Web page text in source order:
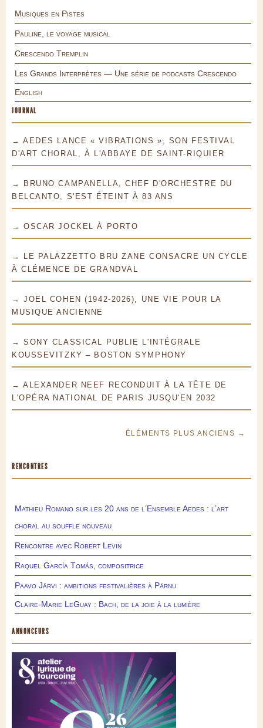
Musiques en Pistes
Pauline, le voyage musical
Crescendo Tremplin
Les Grands Interprètes — Une série de podcasts Crescendo
English
JOURNAL
→ AEDES LANCE « VIBRATIONS », SON FESTIVAL
D'ART CHORAL, À L'ABBAYE DE SAINT-RIQUIER
→ BRUNO CAMPANELLA, CHEF D'ORCHESTRE DU
BELCANTO, S'EST ÉTEINT À 83 ANS
→ OSCAR JOCKEL À PORTO
→ LE PALAZZETTO BRU ZANE CONSACRE UN CYCLE
À CLÉMENCE DE GRANDVAL
→ JOEL COHEN (1942-2026), UNE VIE POUR LA
MUSIQUE ANCIENNE
→ SONY CLASSICAL PUBLIE L'INTÉGRALE
KOUSSEVITZKY – BOSTON SYMPHONY
→ ALEXANDER NEEF RECONDUIT À LA TÊTE DE
L'OPÉRA NATIONAL DE PARIS JUSQU'EN 2032
ÉLÉMENTS PLUS ANCIENS →
RENCONTRES
Mathieu Romano sur les 20 ans de l’Ensemble Aedes : l’art
choral au souffle nouveau
Rencontre avec Robert Levin
Raquel García Tomás, compositrice
Paavo Järvi : ambitions festivalières à Pärnu
Claire-Marie LeGuay : Bach, de la joie à la lumière
ANNONCEURS